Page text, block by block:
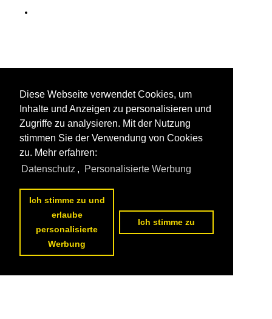
Diese Webseite verwendet Cookies, um
Inhalte und Anzeigen zu personalisieren und
Zugriffe zu analysieren. Mit der Nutzung
stimmen Sie der Verwendung von Cookies
zu. Mehr erfahren:
Datenschutz , Personalisierte Werbung
Ich stimme zu und
erlaube
personalisierte
Werbung
Ich stimme zu